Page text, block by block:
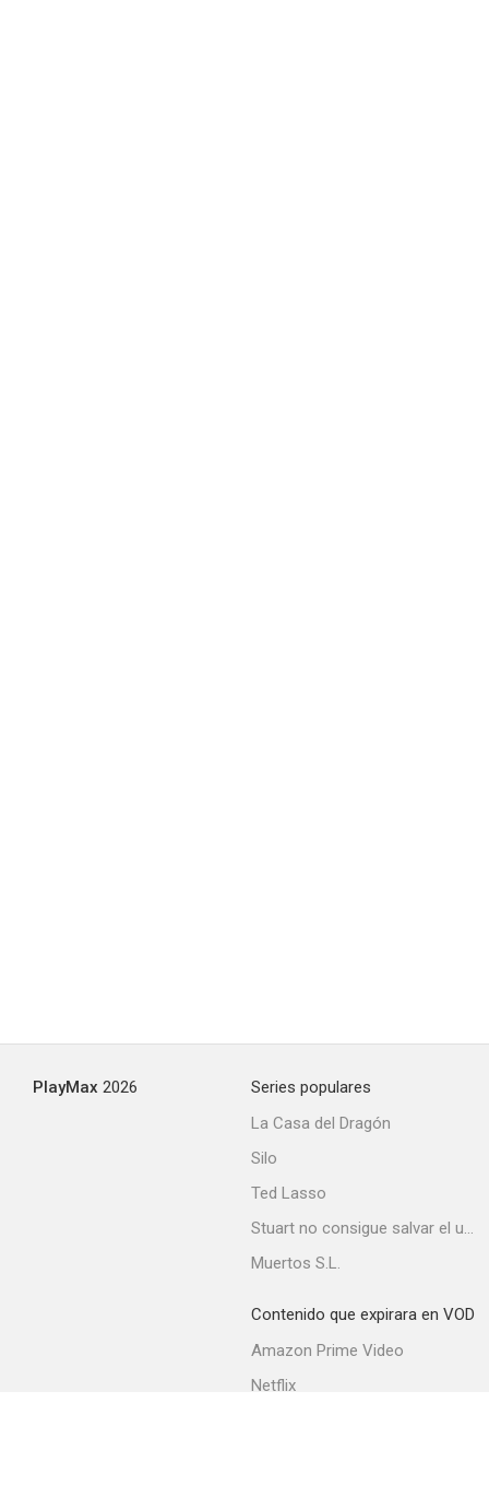
PlayMax 2026
Series populares
La Casa del Dragón
Silo
Ted Lasso
Stuart no consigue salvar el universo
Muertos S.L.
Contenido que expirara en VOD
Amazon Prime Video
Netflix